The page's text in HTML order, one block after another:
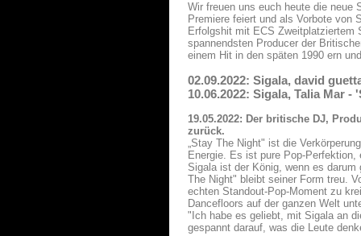
Wir freuen uns euch heute die neue
Premiere feiert und als Vorbote von
Erfolgshit mit ECS Zweitplatziertem
spannendsten Producer der
einem Hit in den späten 1990 ern
02.09.2022: Sigala, david
10.06.2022: Sigala, Talia Mar
19.05.2022: Der britische DJ,
zurück.
„Stay The Night" ist die
Energie. Es ist pure Pop-
Sigala ist der König, wenn es
The Night" bleibt seiner Form treu.
echten Standout-Pop-Moment zu
Dancefloors auf der ganzen Welt
"Ich habe es geliebt, mit Sigala an
gespannt darauf, was die Leute